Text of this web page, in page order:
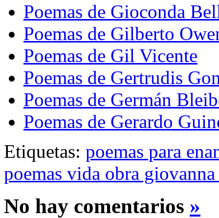
Poemas de Gioconda
Poemas de Gilberto
Poemas de Gil Vicente
Poemas de Gertrudis
Poemas de Germán
Poemas de Gerardo
Etiquetas: poemas para
poemas vida obra
No hay comentarios »